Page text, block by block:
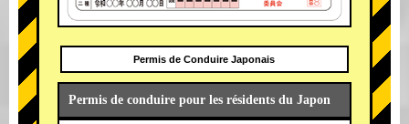
Permis de Conduire Japonais
Permis de conduire pour les résidents du Japon